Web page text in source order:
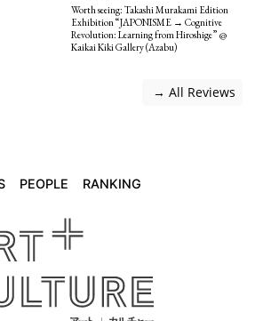
Worth seeing: Takashi Murakami Edition
Exhibition “JAPONISME → Cognitive
Revolution: Learning from Hiroshige” @
Kaikai Kiki Gallery (Azabu)
→ All Reviews
PEOPLE RANKING